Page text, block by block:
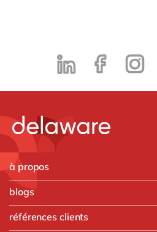
à propos
blogs
références clients